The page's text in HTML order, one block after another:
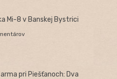
Mi-8 v Banskej Bystrici
pri Piešťanoch: Dva